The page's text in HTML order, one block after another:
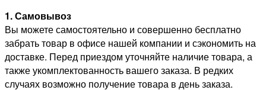
1. Самовывоз
Вы можете самостоятельно и совершенно бесплатно
забрать товар в офисе нашей компании и сэкономить на
доставке. Перед приездом уточняйте наличие товара, а
также укомплектованность вашего заказа. В редких
случаях возможно получение товара в день заказа.